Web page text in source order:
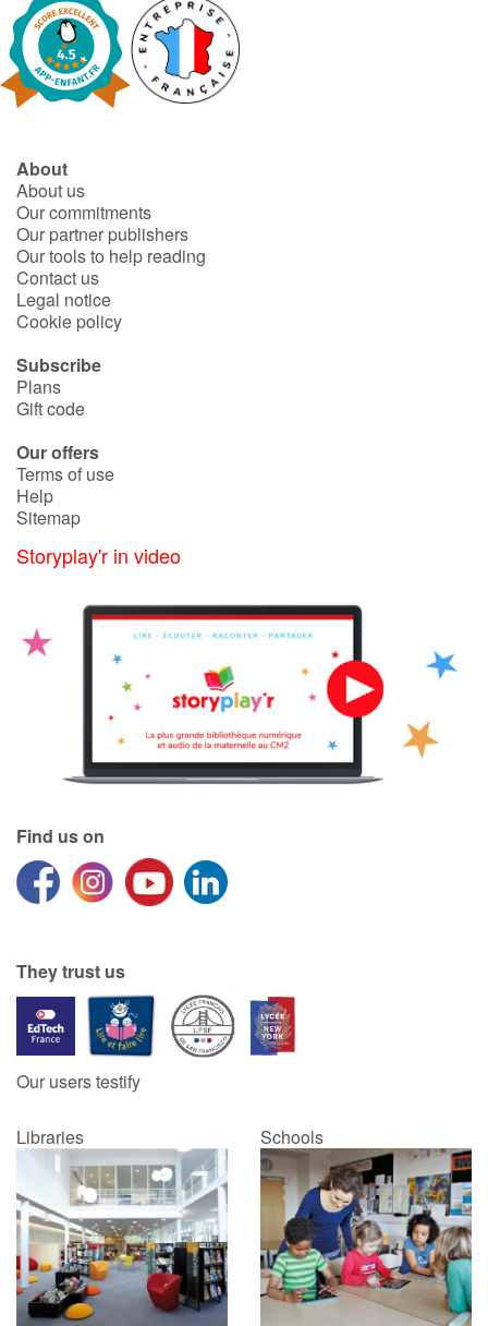
About
About us
Our commitments
Our partner publishers
Our tools to help reading
Contact us
Legal notice
Cookie policy
Subscribe
Plans
Gift code
Our offers
Terms of use
Help
Sitemap
Storyplay'r in video
Find us on
They trust us
Our users testify
Libraries Schools